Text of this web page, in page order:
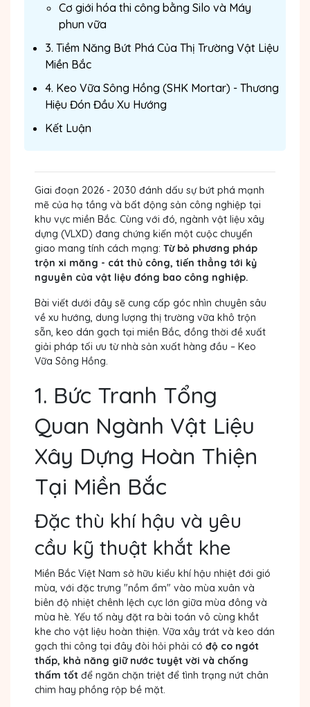
Cơ giới hóa thi công bằng Silo và Máy
phun vữa
3. Tiềm Năng Bứt Phá Của Thị Trường Vật Liệu
Miền Bắc
4. Keo Vữa Sông Hồng (SHK Mortar) - Thương
Hiệu Đón Đầu Xu Hướng
Kết Luận
Giai đoạn 2026 - 2030 đánh dấu sự bứt phá mạnh
mẽ của hạ tầng và bất động sản công nghiệp tại
khu vực miền Bắc. Cùng với đó, ngành vật liệu xây
dựng (VLXD) đang chứng kiến một cuộc chuyển
giao mang tính cách mạng: Từ bỏ phương pháp
trộn xi măng - cát thủ công, tiến thẳng tới kỷ
nguyên của vật liệu đóng bao công nghiệp.
Bài viết dưới đây sẽ cung cấp góc nhìn chuyên sâu
về xu hướng, dung lượng thị trường vữa khô trộn
sẵn, keo dán gạch tại miền Bắc, đồng thời đề xuất
giải pháp tối ưu từ nhà sản xuất hàng đầu – Keo
Vữa Sông Hồng.
1. Bức Tranh Tổng
Quan Ngành Vật Liệu
Xây Dựng Hoàn Thiện
Tại Miền Bắc
Đặc thù khí hậu và yêu
cầu kỹ thuật khắt khe
Miền Bắc Việt Nam sở hữu kiểu khí hậu nhiệt đới gió
mùa, với đặc trưng "nồm ẩm" vào mùa xuân và
biên độ nhiệt chênh lệch cực lớn giữa mùa đông và
mùa hè. Yếu tố này đặt ra bài toán vô cùng khắt
khe cho vật liệu hoàn thiện. Vữa xây trát và keo dán
gạch thi công tại đây đòi hỏi phải có độ co ngót
thấp, khả năng giữ nước tuyệt vời và chống
thấm tốt để ngăn chặn triệt để tình trạng nứt chân
chim hay phồng rộp bề mặt.